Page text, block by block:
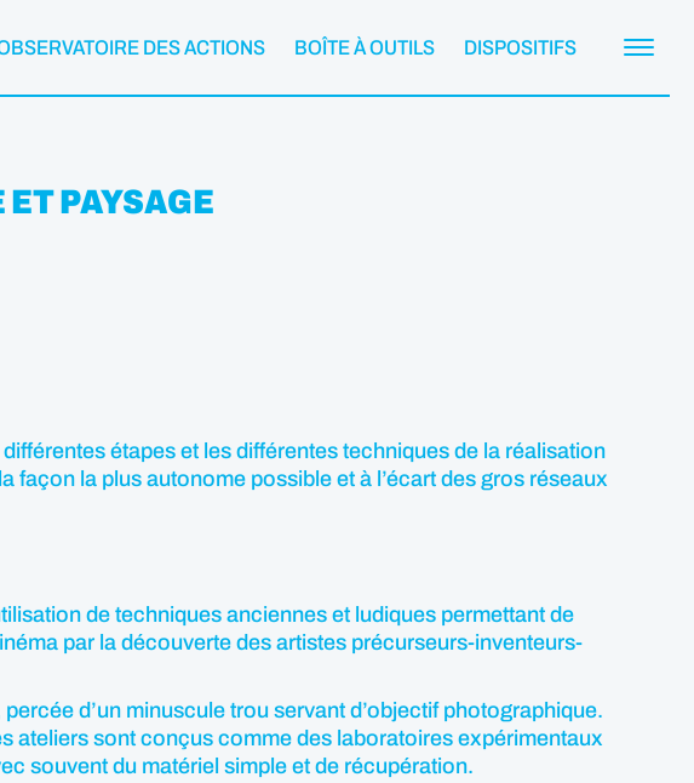
DES ACTIONS BOÎTE À OUTILS DISPOSITIFS
PAYSAGE
étapes et les différentes techniques de la réalisation
la plus autonome possible et à l’écart des gros réseaux
de techniques anciennes et ludiques permettant de
par la découverte des artistes précurseurs-inventeurs-
d’un minuscule trou servant d’objectif photographique.
ateliers sont conçus comme des laboratoires expérimentaux
souvent du matériel simple et de récupération.